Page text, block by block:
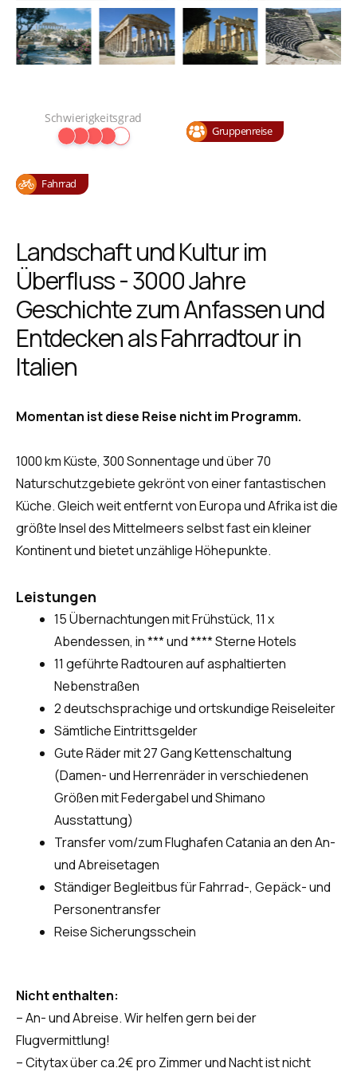
Schwierigkeitsgrad
Gruppenreise
Fahrrad
Landschaft und Kultur im
Überfluss - 3000 Jahre
Geschichte zum Anfassen und
Entdecken als Fahrradtour in
Italien
Momentan ist diese Reise nicht im Programm.
1000 km Küste, 300 Sonnentage und über 70
Naturschutzgebiete gekrönt von einer fantastischen
Küche. Gleich weit entfernt von Europa und Afrika ist die
größte Insel des Mittelmeers selbst fast ein kleiner
Kontinent und bietet unzählige Höhepunkte.
Leistungen
15 Übernachtungen mit Frühstück, 11 x
Abendessen, in *** und **** Sterne Hotels
11 geführte Radtouren auf asphaltierten
Nebenstraßen
2 deutschsprachige und ortskundige Reiseleiter
Sämtliche Eintrittsgelder
Gute Räder mit 27 Gang Kettenschaltung
(Damen- und Herrenräder in verschiedenen
Größen mit Federgabel und Shimano
Ausstattung)
Transfer vom/zum Flughafen Catania an den An-
und Abreisetagen
Ständiger Begleitbus für Fahrrad-, Gepäck- und
Personentransfer
Reise Sicherungsschein
Nicht enthalten:
– An- und Abreise. Wir helfen gern bei der
Flugvermittlung!
– Citytax über ca.2€ pro Zimmer und Nacht ist nicht